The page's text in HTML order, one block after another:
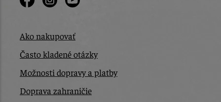
Ako nakupovať
Často kladené otázky
Možnosti dopravy a platby
Doprava zahraničie